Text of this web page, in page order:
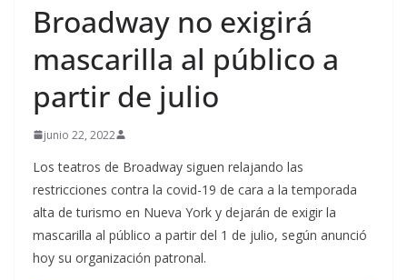
Broadway no exigirá
mascarilla al público a
partir de julio
junio 22, 2022
Los teatros de Broadway siguen relajando las
restricciones contra la covid-19 de cara a la temporada
alta de turismo en Nueva York y dejarán de exigir la
mascarilla al público a partir del 1 de julio, según anunció
hoy su organización patronal.